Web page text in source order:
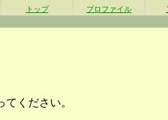
トップ プロファイル
ください。